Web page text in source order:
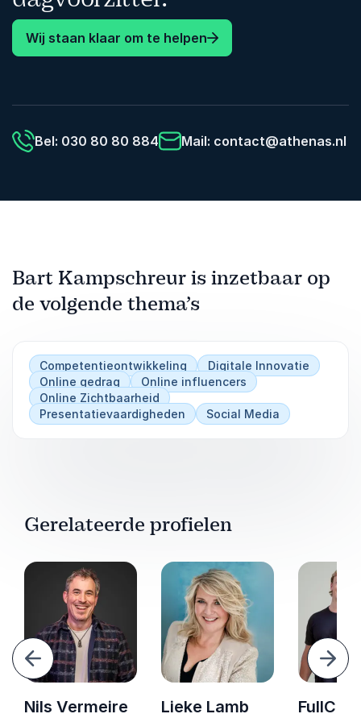
Wij staan klaar om te helpen
Bel: 030 80 80 884 Mail: contact@athenas.nl
Bart Kampschreur is inzetbaar op
de volgende thema’s
Competentieontwikkeling
Digitale Innovatie
Online gedrag
Online influencers
Online Zichtbaarheid
Presentatievaardigheden
Social Media
Gerelateerde profielen
Nils Vermeire Lieke Lamb